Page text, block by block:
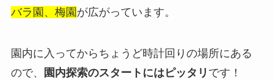
バラ園、梅園 が広がっています。
園内に入ってからちょうど時計回りの場所にある
ので、
園内探索のスタートにはピッタリ です！